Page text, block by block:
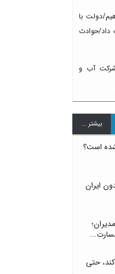
دولت با
داد/حوادث
آب و
بيشتر ...
است؟
ایران
حتی